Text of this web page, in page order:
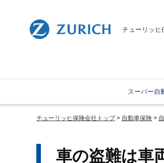
チューリッヒ
スーパー自
チューリッヒ保険会社トップ 自動車保険
車の盗難は車